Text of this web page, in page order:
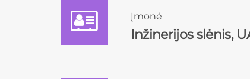
Įmonė
Inžinerijos slėnis,